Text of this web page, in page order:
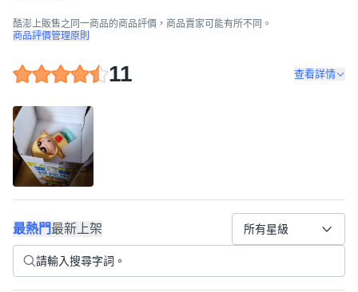
酷澎上販售之同一商品的商品評價，商品賣家可能有所不同。
商品評價管理原則
11 查看詳情
最熱門最新上架 所有星級